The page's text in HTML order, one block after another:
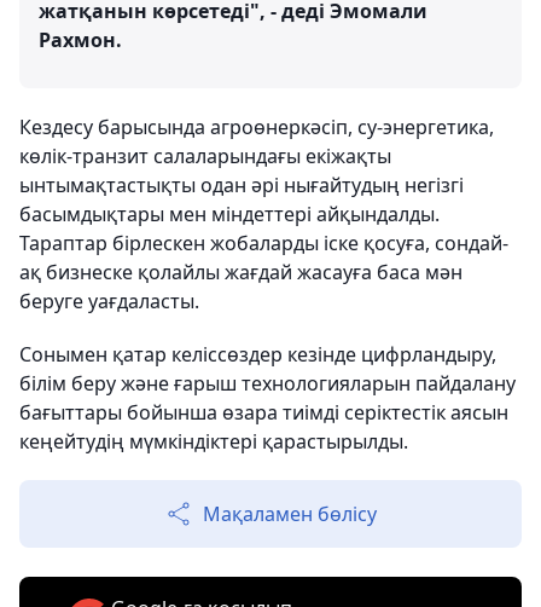
жатқанын көрсетеді", - деді Эмомали
Рахмон.
Кездесу барысында агроөнеркәсіп, су-энергетика,
көлік-транзит салаларындағы екіжақты
ынтымақтастықты одан әрі нығайтудың негізгі
басымдықтары мен міндеттері айқындалды.
Тараптар бірлескен жобаларды іске қосуға, сондай-
ақ бизнеске қолайлы жағдай жасауға баса мән
беруге уағдаласты.
Сонымен қатар келіссөздер кезінде цифрландыру,
білім беру және ғарыш технологияларын пайдалану
бағыттары бойынша өзара тиімді серіктестік аясын
кеңейтудің мүмкіндіктері қарастырылды.
Мақаламен бөлісу